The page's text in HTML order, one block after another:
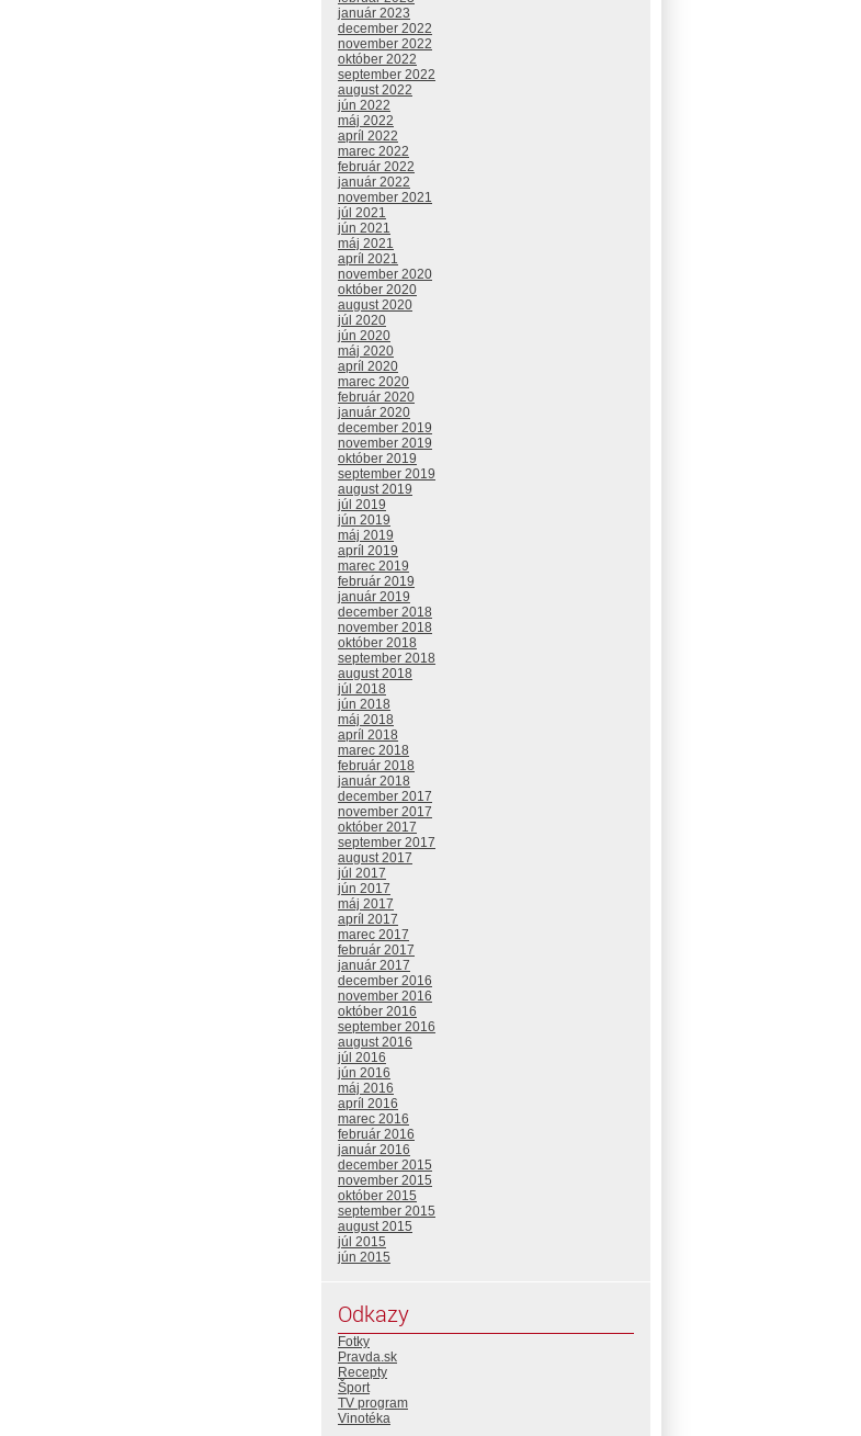
január 2023
december 2022
november 2022
október 2022
september 2022
august 2022
jún 2022
máj 2022
apríl 2022
marec 2022
február 2022
január 2022
november 2021
júl 2021
jún 2021
máj 2021
apríl 2021
november 2020
október 2020
august 2020
júl 2020
jún 2020
máj 2020
apríl 2020
marec 2020
február 2020
január 2020
december 2019
november 2019
október 2019
september 2019
august 2019
júl 2019
jún 2019
máj 2019
apríl 2019
marec 2019
február 2019
január 2019
december 2018
november 2018
október 2018
september 2018
august 2018
júl 2018
jún 2018
máj 2018
apríl 2018
marec 2018
február 2018
január 2018
december 2017
november 2017
október 2017
september 2017
august 2017
júl 2017
jún 2017
máj 2017
apríl 2017
marec 2017
február 2017
január 2017
december 2016
november 2016
október 2016
september 2016
august 2016
júl 2016
jún 2016
máj 2016
apríl 2016
marec 2016
február 2016
január 2016
december 2015
november 2015
október 2015
september 2015
august 2015
júl 2015
jún 2015
Odkazy
Fotky
Pravda.sk
Recepty
Šport
TV program
Vinotéka